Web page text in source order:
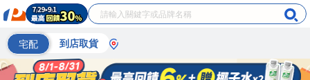
宅配 到店取貨